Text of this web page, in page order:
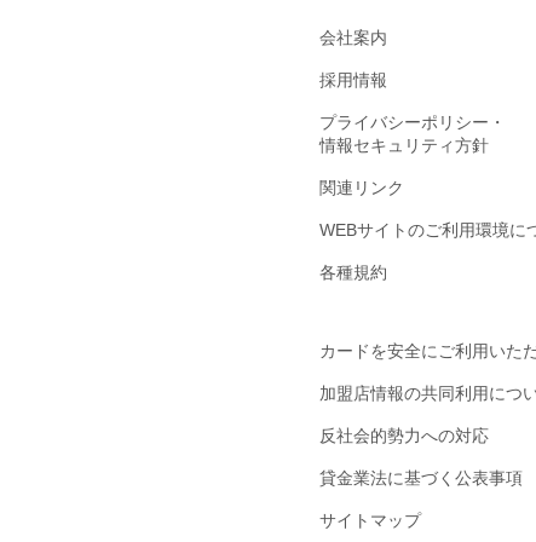
会社案内
採用情報
プライバシーポリシー・
情報セキュリティ方針
関連リンク
WEBサイトのご利用環境に
各種規約
カードを安全にご利用いた
加盟店情報の共同利用につ
反社会的勢力への対応
貸金業法に基づく公表事項
サイトマップ